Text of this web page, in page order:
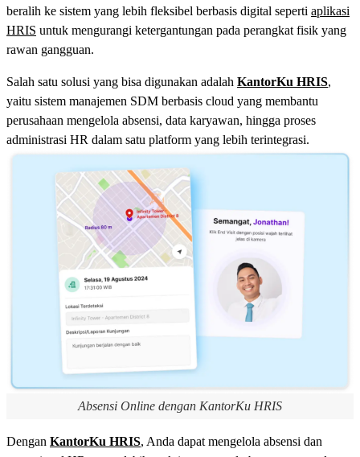
beralih ke sistem yang lebih fleksibel berbasis digital seperti aplikasi
HRIS untuk mengurangi ketergantungan pada perangkat fisik yang
rawan gangguan.
Salah satu solusi yang bisa digunakan adalah KantorKu HRIS,
yaitu sistem manajemen SDM berbasis cloud yang membantu
perusahaan mengelola absensi, data karyawan, hingga proses
administrasi HR dalam satu platform yang lebih terintegrasi.
Absensi Online dengan KantorKu HRIS
Dengan KantorKu HRIS, Anda dapat mengelola absensi dan